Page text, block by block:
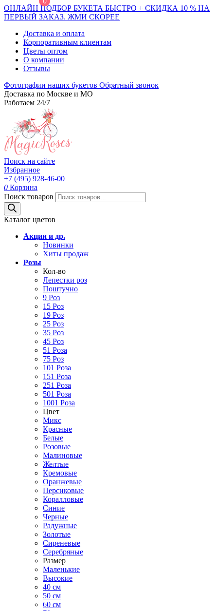
ОНЛАЙН ПОДБОР БУКЕТА БЫСТРО + СКИДКА 10 % НА
ПЕРВЫЙ ЗАКАЗ. ЖМИ СКОРЕЕ
Доставка и оплата
Корпоративным клиентам
Цветы оптом
О компании
Отзывы
Фотографии наших букетов Обратный звонок
Доставка по Москве и МО
Работаем 24/7
Поиск на сайте
Избранное
+7 (495) 928-46-00
0 Корзина
Поиск товаров
Каталог цветов
Акции и др.
Новинки
Хиты продаж
Розы
Кол-во
Лепестки роз
Поштучно
9 Роз
15 Роз
19 Роз
25 Роз
35 Роз
45 Роз
51 Роза
75 Роз
101 Роза
151 Роза
251 Роза
501 Роза
1001 Роза
Цвет
Микс
Красные
Белые
Розовые
Малиновые
Желтые
Кремовые
Оранжевые
Персиковые
Коралловые
Синие
Черные
Радужные
Золотые
Сиреневые
Серебряные
Размер
Маленькие
Высокие
40 см
50 см
60 см